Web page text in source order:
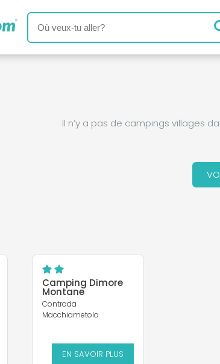
Il n’y a pas de campings villages
Camping Dimore
Montane
Contrada
Macchiametola
EN SAVOIR PLUS